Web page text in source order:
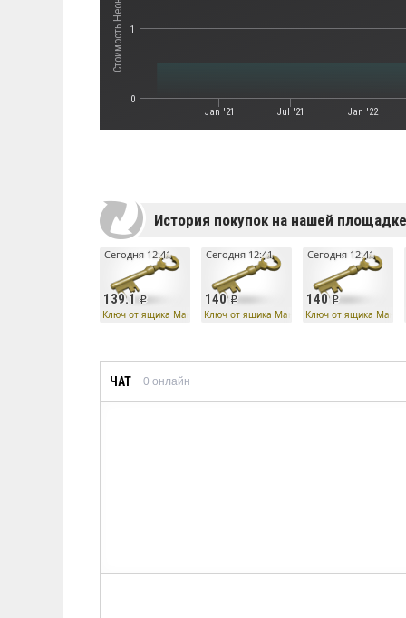
Jan '21 Jul '21 Jan '22
0
1
История покупок на нашей площадке
139.1
Сегодня 12:41
Ключ от ящика Манн Ко
140
Сегодня 12:41
Ключ от ящика Манн Ко
140
Сегодня 12:41
Ключ от ящика Манн
ЧАТ 0 онлайн